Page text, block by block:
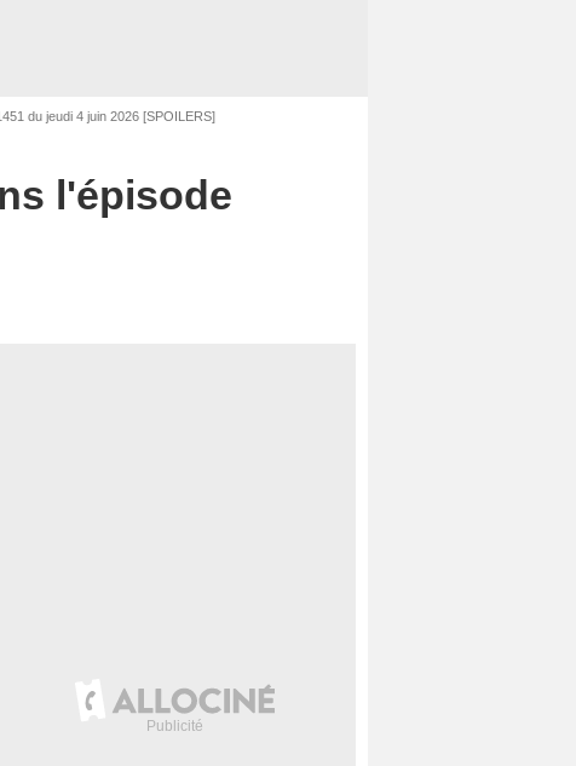
du jeudi 4 juin 2026 [SPOILERS]
l'épisode